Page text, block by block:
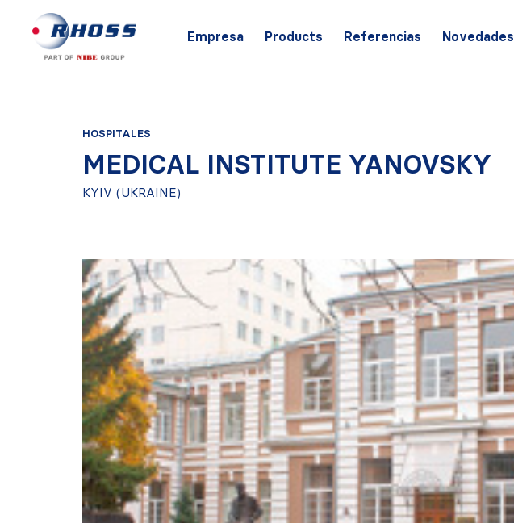
Empresa Products Referencias Novedades
HOSPITALES
MEDICAL INSTITUTE YANOVSKY
KYIV (UKRAINE)